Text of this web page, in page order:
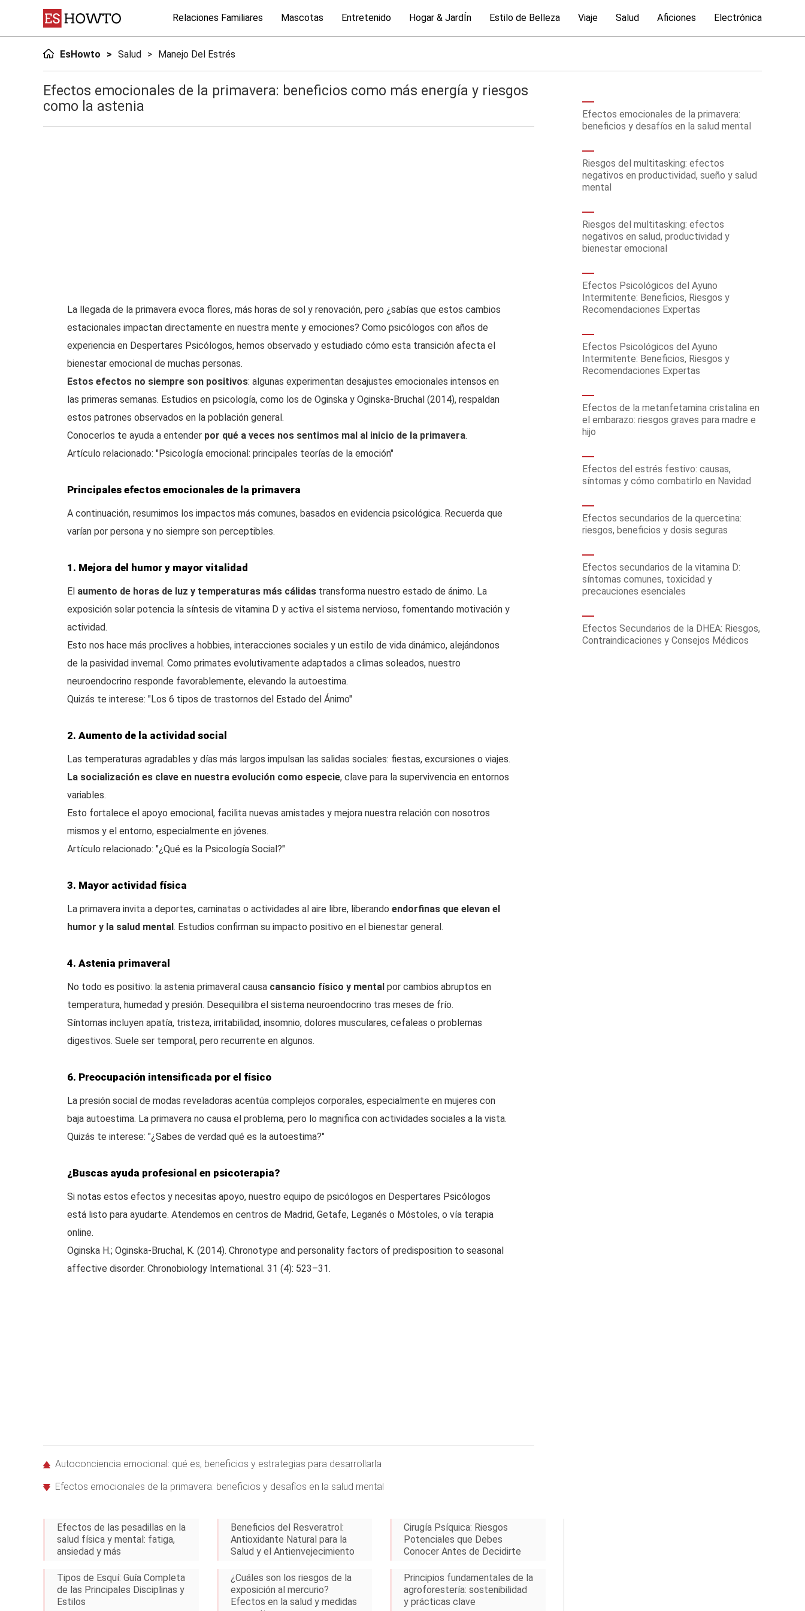
Relaciones Familiares Mascotas Entretenido Hogar & JardÍn Estilo de Belleza Viaje Salud Aficiones Electrónica
EsHowto Salud Manejo Del Estrés
Efectos emocionales de la primavera: beneficios como más energía y riesgos
como la astenia
La llegada de la primavera evoca flores, más horas de sol y renovación, pero ¿sabías que estos cambios
estacionales impactan directamente en nuestra mente y emociones? Como psicólogos con años de
experiencia en Despertares Psicólogos, hemos observado y estudiado cómo esta transición afecta el
bienestar emocional de muchas personas.
Estos efectos no siempre son positivos: algunas experimentan desajustes emocionales intensos en
las primeras semanas. Estudios en psicología, como los de Oginska y Oginska-Bruchal (2014), respaldan
estos patrones observados en la población general.
Conocerlos te ayuda a entender por qué a veces nos sentimos mal al inicio de la primavera.
Artículo relacionado: "Psicología emocional: principales teorías de la emoción"
Principales efectos emocionales de la primavera
A continuación, resumimos los impactos más comunes, basados en evidencia psicológica. Recuerda que
varían por persona y no siempre son perceptibles.
1. Mejora del humor y mayor vitalidad
El aumento de horas de luz y temperaturas más cálidas transforma nuestro estado de ánimo. La
exposición solar potencia la síntesis de vitamina D y activa el sistema nervioso, fomentando motivación y
actividad.
Esto nos hace más proclives a hobbies, interacciones sociales y un estilo de vida dinámico, alejándonos
de la pasividad invernal. Como primates evolutivamente adaptados a climas soleados, nuestro
neuroendocrino responde favorablemente, elevando la autoestima.
Quizás te interese: "Los 6 tipos de trastornos del Estado del Ánimo"
2. Aumento de la actividad social
Las temperaturas agradables y días más largos impulsan las salidas sociales: fiestas, excursiones o viajes.
La socialización es clave en nuestra evolución como especie, clave para la supervivencia en entornos
variables.
Esto fortalece el apoyo emocional, facilita nuevas amistades y mejora nuestra relación con nosotros
mismos y el entorno, especialmente en jóvenes.
Artículo relacionado: "¿Qué es la Psicología Social?"
3. Mayor actividad física
La primavera invita a deportes, caminatas o actividades al aire libre, liberando endorfinas que elevan el
humor y la salud mental. Estudios confirman su impacto positivo en el bienestar general.
4. Astenia primaveral
No todo es positivo: la astenia primaveral causa cansancio físico y mental por cambios abruptos en
temperatura, humedad y presión. Desequilibra el sistema neuroendocrino tras meses de frío.
Síntomas incluyen apatía, tristeza, irritabilidad, insomnio, dolores musculares, cefaleas o problemas
digestivos. Suele ser temporal, pero recurrente en algunos.
6. Preocupación intensificada por el físico
La presión social de modas reveladoras acentúa complejos corporales, especialmente en mujeres con
baja autoestima. La primavera no causa el problema, pero lo magnifica con actividades sociales a la vista.
Quizás te interese: "¿Sabes de verdad qué es la autoestima?"
¿Buscas ayuda profesional en psicoterapia?
Si notas estos efectos y necesitas apoyo, nuestro equipo de psicólogos en Despertares Psicólogos
está listo para ayudarte. Atendemos en centros de Madrid, Getafe, Leganés o Móstoles, o vía terapia
online.
Oginska H.; Oginska-Bruchal, K. (2014). Chronotype and personality factors of predisposition to seasonal
affective disorder. Chronobiology International. 31 (4): 523–31.
Autoconciencia emocional: qué es, beneficios y estrategias para desarrollarla
Efectos emocionales de la primavera: beneficios y desafíos en la salud mental
Efectos emocionales de la primavera:
beneficios y desafíos en la salud mental
Riesgos del multitasking: efectos
negativos en productividad, sueño y salud
mental
Riesgos del multitasking: efectos
negativos en salud, productividad y
bienestar emocional
Efectos Psicológicos del Ayuno
Intermitente: Beneficios, Riesgos y
Recomendaciones Expertas
Efectos Psicológicos del Ayuno
Intermitente: Beneficios, Riesgos y
Recomendaciones Expertas
Efectos de la metanfetamina cristalina en
el embarazo: riesgos graves para madre e
hijo
Efectos del estrés festivo: causas,
síntomas y cómo combatirlo en Navidad
Efectos secundarios de la quercetina:
riesgos, beneficios y dosis seguras
Efectos secundarios de la vitamina D:
síntomas comunes, toxicidad y
precauciones esenciales
Efectos Secundarios de la DHEA: Riesgos,
Contraindicaciones y Consejos Médicos
Efectos de las pesadillas en la
salud física y mental: fatiga,
ansiedad y más
Beneficios del Resveratrol:
Antioxidante Natural para la
Salud y el Antienvejecimiento
Cirugía Psíquica: Riesgos
Potenciales que Debes
Conocer Antes de Decidirte
Tipos de Esquí: Guía Completa
de las Principales Disciplinas y
Estilos
¿Cuáles son los riesgos de la
exposición al mercurio?
Efectos en la salud y medidas
Principios fundamentales de la
agroforestería: sostenibilidad
y prácticas clave